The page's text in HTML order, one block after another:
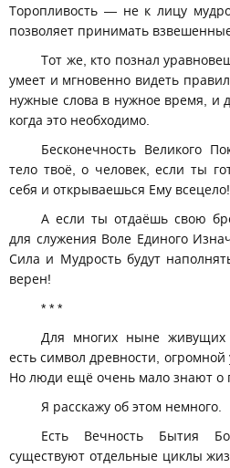
Торопливость — не к лицу
позволяет принимать
Тот же, кто познал
умеет и мгновенно видеть
нужные слова в нужное время, и
когда это необходимо.
Бесконечность Великого
тело твоё, о человек, если ты
себя и открываешься Ему всецело!
А если ты отдаёшь свою
для служения Воле Единого
Сила и Мудрость будут
верен!
* * *
Для многих ныне
есть символ древности,
Но люди ещё очень мало знают о
Я расскажу об этом немного.
Есть Вечность Бытия
существуют отдельные циклы